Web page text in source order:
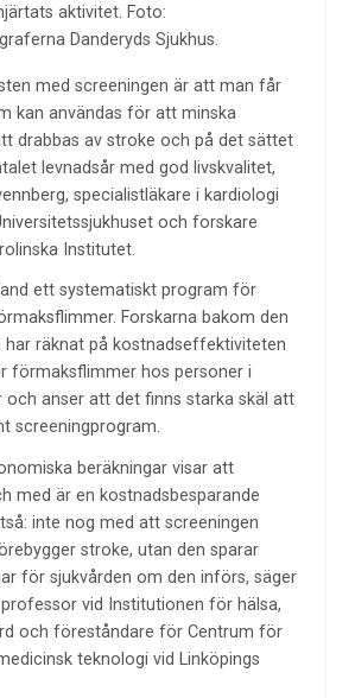
aktivitet. Foto:
Danderyds Sjukhus.
med screeningen är att man får
kan användas för att minska
drabbas av stroke och på det sättet
levnadsår med god livskvalitet,
specialistläkare i kardiologi
och forskare
Institutet.
land ett systematiskt program för
Forskarna bakom den
har räknat på kostnadseffektiviteten
förmaksflimmer hos personer i
och anser att det finns starka skäl att
screeningprogram.
beräkningar visar att
med är en kostnadsbesparande
inte nog med att screeningen
stroke, utan den sparar
för sjukvården om den införs, säger
professor vid Institutionen för hälsa,
och föreståndare för Centrum för
teknologi vid Linköpings